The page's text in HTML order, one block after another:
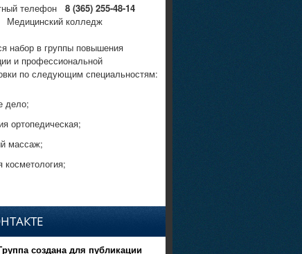
телефон 8 (365) 255-48-14
Медицинский колледж
набор в группы повышения
и профессиональной
по следующим специальностям:
дело;
ортопедическая;
массаж;
косметология;
создана для публикации